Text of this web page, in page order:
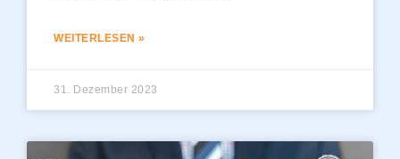
WEITERLESEN »
31. Dezember 2023